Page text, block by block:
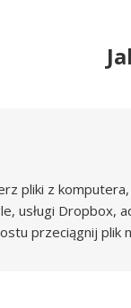
pliki z
usługi Dropbox,
przeciągnij plik